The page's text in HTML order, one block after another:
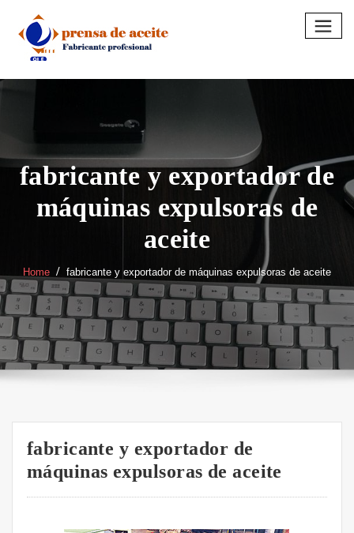
content
fabricante y exportador de
máquinas expulsoras de
aceite
Home fabricante y exportador de máquinas expulsoras de aceite
fabricante y exportador de
máquinas expulsoras de aceite